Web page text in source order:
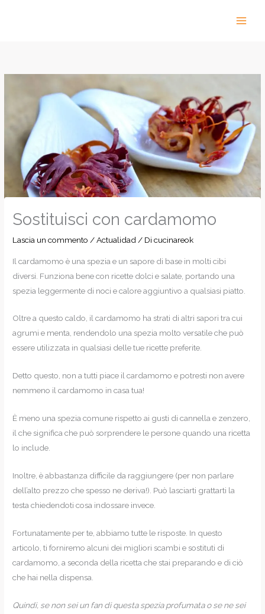
Sostituisci con cardamomo
Lascia un commento /Actualidad / Dicucinareok
Il cardamomo è una spezia e un sapore di base in molti cibi
diversi. Funziona bene con ricette dolci e salate, portando una
spezia leggermente di noci e calore aggiuntivo a qualsiasi piatto.
Oltre a questo caldo, il cardamomo ha strati di altri sapori tra cui
agrumi e menta, rendendolo una spezia molto versatile che può
essere utilizzata in qualsiasi delle tue ricette preferite.
Detto questo, non a tutti piace il cardamomo e potresti non avere
nemmeno il cardamomo in casa tua!
È meno una spezia comune rispetto ai gusti di cannella e zenzero,
il che significa che può sorprendere le persone quando una ricetta
lo include.
Inoltre, è abbastanza difficile da raggiungere (per non parlare
dell’alto prezzo che spesso ne deriva!). Può lasciarti grattarti la
testa chiedendoti cosa indossare invece.
Fortunatamente per te, abbiamo tutte le risposte. In questo
articolo, ti forniremo alcuni dei migliori scambi e sostituti di
cardamomo, a seconda della ricetta che stai preparando e di ciò
che hai nella dispensa.
Quindi, se non sei un fan di questa spezia profumata o se ne sei